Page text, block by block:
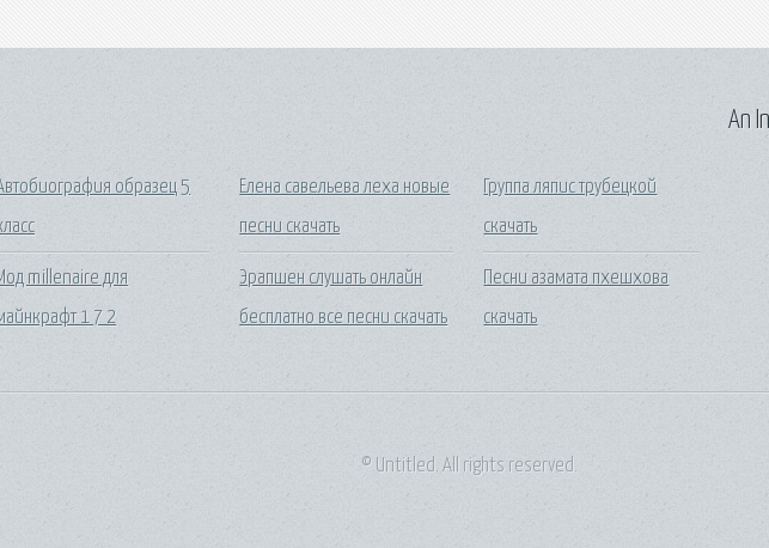
образец 5
millenaire для
1 7 2
Елена савельева леха новые
песни скачать
Эрапшен слушать онлайн
бесплатно все песни скачать
Группа ляпис трубецкой
скачать
Песни азамата пхешхова
скачать
An
© Untitled. All rights reserved.